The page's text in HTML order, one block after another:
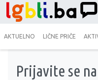
AKTUELNO LIČNE PRIČE
Prijavite se